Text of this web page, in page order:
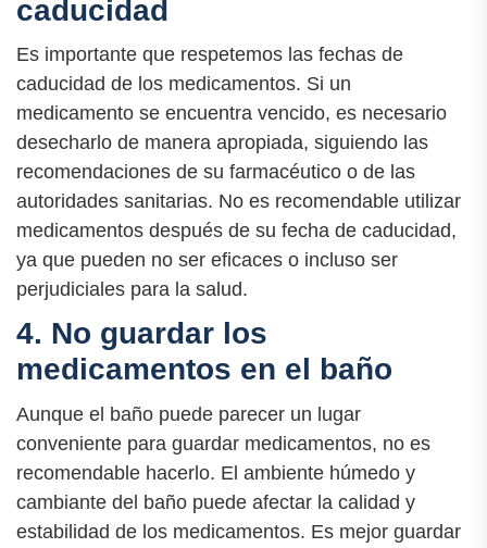
caducidad
Es importante que respetemos las fechas de
caducidad de los medicamentos. Si un
medicamento se encuentra vencido, es necesario
desecharlo de manera apropiada, siguiendo las
recomendaciones de su farmacéutico o de las
autoridades sanitarias. No es recomendable utilizar
medicamentos después de su fecha de caducidad,
ya que pueden no ser eficaces o incluso ser
perjudiciales para la salud.
4. No guardar los
medicamentos en el baño
Aunque el baño puede parecer un lugar
conveniente para guardar medicamentos, no es
recomendable hacerlo. El ambiente húmedo y
cambiante del baño puede afectar la calidad y
estabilidad de los medicamentos. Es mejor guardar